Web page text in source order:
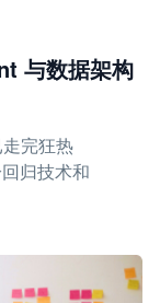
与数据架构
完狂热
归技术和